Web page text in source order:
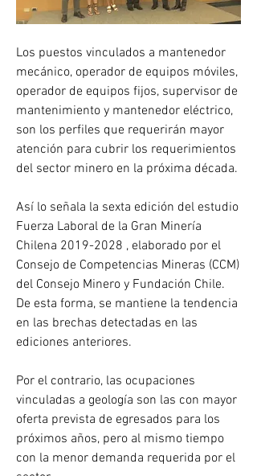
Los puestos vinculados a mantenedor
mecánico, operador de equipos móviles,
operador de equipos fijos, supervisor de
mantenimiento y mantenedor eléctrico,
son los perfiles que requerirán mayor
atención para cubrir los requerimientos
del sector minero en la próxima década.
Así lo señala la sexta edición del estudio
Fuerza Laboral de la Gran Minería
Chilena 2019-2028 , elaborado por el
Consejo de Competencias Mineras (CCM)
del Consejo Minero y Fundación Chile.
De esta forma, se mantiene la tendencia
en las brechas detectadas en las
ediciones anteriores.
Por el contrario, las ocupaciones
vinculadas a geología son las con mayor
oferta prevista de egresados para los
próximos años, pero al mismo tiempo
con la menor demanda requerida por el